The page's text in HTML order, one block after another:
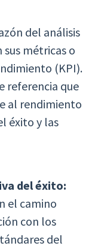
del análisis
métricas o
(KPI).
referencia que
al rendimiento
éxito y las
del éxito:
el camino
con los
del